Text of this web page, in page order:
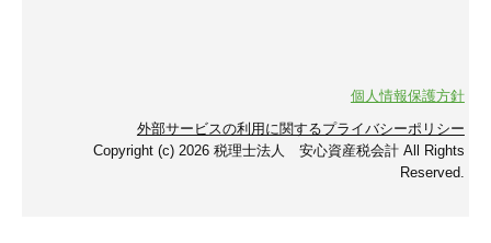
個人情報保護方針
外部サービスの利用に関するプライバシーポリシー
Copyright (c) 2026 税理士法人 安心資産税会計 All Rights
Reserved.